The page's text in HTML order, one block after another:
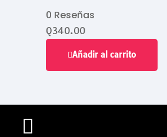
0 Reseñas
Q340.00
Añadir al carrito